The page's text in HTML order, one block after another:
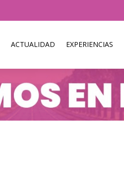
ACTUALIDAD EXPERIENCIAS